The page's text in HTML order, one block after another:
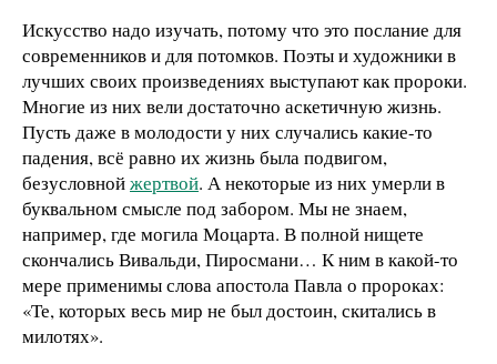
Искусство надо изучать, потому что это послание для
современников и для потомков. Поэты и художники в
лучших своих произведениях выступают как пророки.
Многие из них вели достаточно аскетичную жизнь.
Пусть даже в молодости у них случались какие-то
падения, всё равно их жизнь была подвигом,
безусловнойжертвой. А некоторые из них умерли в
буквальном смысле под забором. Мы не знаем,
например, где могила Моцарта. В полной нищете
скончались Вивальди, Пиросмани… К ним в какой-то
мере применимы слова апостола Павла о пророках:
«Те, которых весь мир не был достоин, скитались в
милотях».